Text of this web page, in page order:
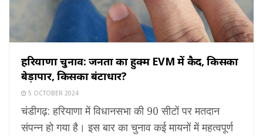
हरियाणा चुनाव: जनता का हुक्म EVM में कैद, किसका
बेड़ापार, किसका बंटाधार?
5 OCTOBER 2024
चंडीगढ़: हरियाणा में विधानसभा की 90 सीटों पर मतदान
संपन्न हो गया है। इस बार का चुनाव कई मायनों में महत्वपूर्ण